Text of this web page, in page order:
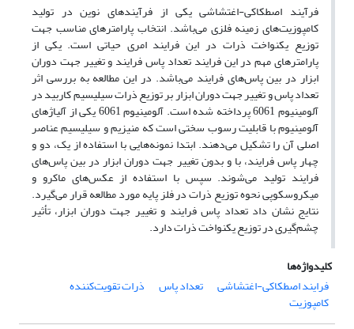
فرآیند اصطکاکی-اغتشاشی یکی از فرآیندهای نوین در تولید
کامپوزیت‌های زمینه فلزی می‌باشد. انتخاب پارامترهای مناسب جهت
توزیع یکنواخت ذرات در این فرایند امری حیاتی است. یکی از
پارامترهای مهم در این فرایند تعداد پاس فرایند و تغییر جهت دوران
ابزار در بین پاس‌های فرایند می‌باشد. در این مطالعه به بررسی اثر
تعداد پاس و تغییر جهت دوران ابزار بر توزیع ذرات سیلیسیم‌ کاربید در
آلومینیوم ‌6061 پرداخته شده است. آلومینیوم ‌6061 یکی از آلیاژهای
آلومینیوم با قابلیت رسوب سختی است که منیزیم و سیلیسیم عناصر
اصلی آن را تشکیل می‌دهند. ابتدا نمونه‌هایی با استفاده از یک، دو و
چهار پاس فرایند، با و بدون تغییر جهت دوران ابزار در بین پاس‌های
فرایند تولید می‌شوند. سپس با استفاده از عکس‌های ماکرو و
میکروسکوپی نحوه توزیع ذرات در فلز پایه مورد مطالعه قرار می‌گیرد.
نتایج نشان داد تعداد پاس فرایند و تغییر جهت دوران ابزار، تأثیر
چشم‌گیری در توزیع یکنواخت ذرات دارد.
کلیدواژه‌ها
فرایند اصطکاکی-اغتشاشی
تعداد پاس ذرات تقویت‌کننده
کامپوزیت